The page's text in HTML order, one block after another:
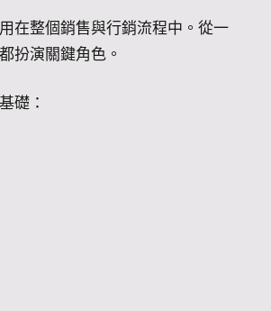
在整個銷售與行銷流程中。從一
扮演關鍵角色。
礎：